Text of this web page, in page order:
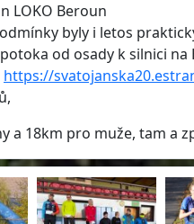
LOKO Beroun
byly i letos
od osady k silnici
https://
a 18km pro muže, tam a